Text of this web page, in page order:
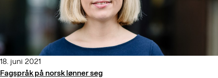
18. juni 2021
Fagspråk på norsk lønner seg